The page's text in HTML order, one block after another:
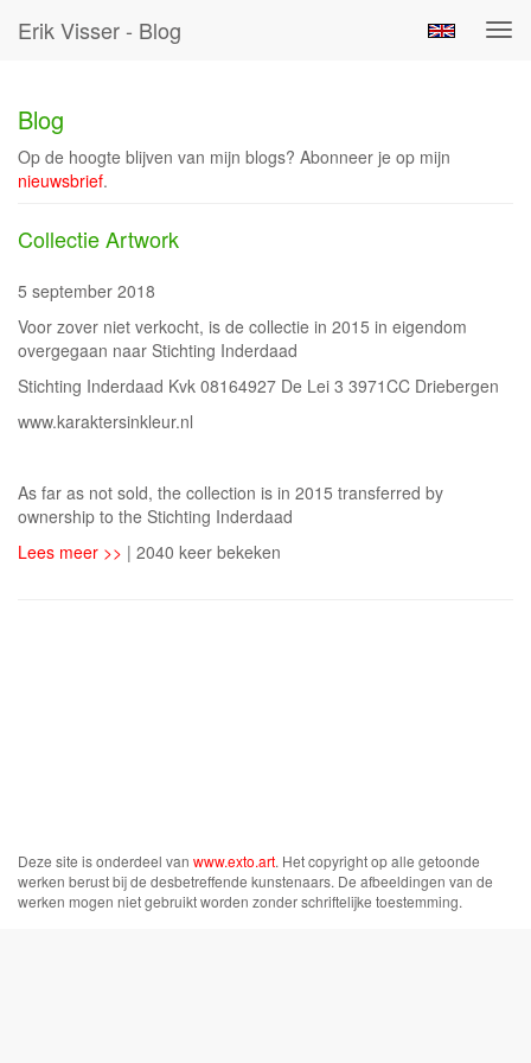
Erik Visser - Blog
Blog
Op de hoogte blijven van mijn blogs? Abonneer je op mijn
nieuwsbrief.
Collectie Artwork
5 september 2018
Voor zover niet verkocht, is de collectie in 2015 in eigendom
overgegaan naar Stichting Inderdaad
Stichting Inderdaad Kvk 08164927 De Lei 3 3971CC Driebergen
www.karaktersinkleur.nl
As far as not sold, the collection is in 2015 transferred by
ownership to the Stichting Inderdaad
Lees meer >> | 2040 keer bekeken
Deze site is onderdeel van www.exto.art. Het copyright op alle getoonde
werken berust bij de desbetreffende kunstenaars. De afbeeldingen van de
werken mogen niet gebruikt worden zonder schriftelijke toestemming.